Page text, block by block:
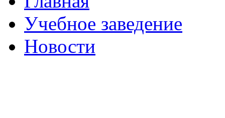
Учебное заведение
Новости